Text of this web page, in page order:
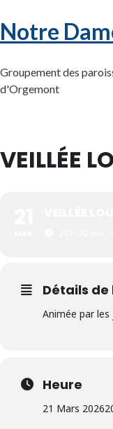
Notre
Groupement des
d'Orgemont
VEILLÉE
Détails
Animée par
Heure
21 Mars 2026